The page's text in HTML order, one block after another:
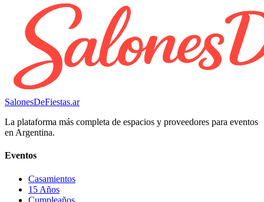
SalonesDeFiestas.ar
La plataforma más completa de espacios y proveedores para eventos
en Argentina.
Eventos
Casamientos
15 Años
Cumpleaños